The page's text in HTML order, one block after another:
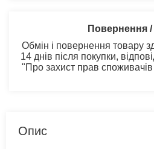
Повернення
Обмін і повернення товару
14 днів після покупки,
"Про захист прав споживачів
Опис